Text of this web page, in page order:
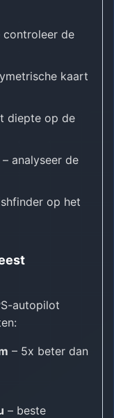
controleer de
kaart
diepte op de
– analyseer de
op het
autopilot
– 5x beter dan
– beste